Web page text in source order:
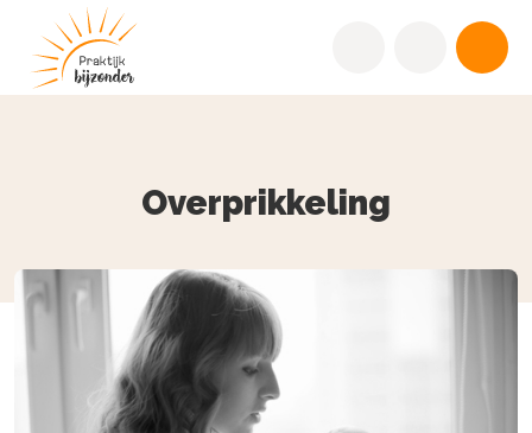
Overprikkeling